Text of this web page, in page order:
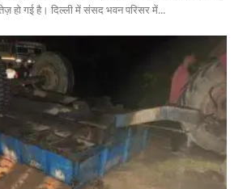
हो गई है। दिल्ली में संसद भवन परिसर में...